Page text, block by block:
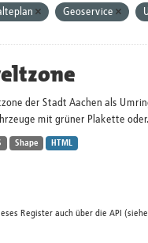
Geoservice
der Stadt Aachen als
mit grüner Plakette
Shape HTML
Register auch über die API (siehe